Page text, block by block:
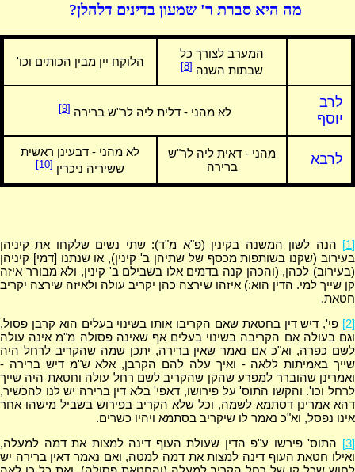
מה היא סברת ר' שמעון בדינים דלהלן?
המערב לצורך כל
שבתות השנה [8] הלוקח יין מבין הכותים וכו'
לרב
יוסף
לא מהני - דלית ליה לר"ש ברירה [9]
לרבא
מהני - דאית ליה לר"ש
ברירה
לא מהני - דבעינן ראשית
ששיריה ניכרין [10]
[1]
הנה לשון המשנה בקינין (פ"א מ"ד): שתי נשים שלקחו את קיניהן
בעירוב (שקנו בשותפות מכסף של שתיהן ב' קינין), או שנתנו [דמי] קיניהן
(בעירוב) לכהן, (והכהן קנה בדמים אלו בשבילם ב' קינין, ולא מבורר איזה
קן שייך למי. הדין הוא:) איזהו שירצה כהן יקריב עולה ולאיזה שירצה יקריב
חטאת.
[2]
פי', דיש דין בחטאת שאם הקריבו אותו בשינוי בעלים הוא קרבן פסול,
וגם בעולה אם הקריבה בשינוי בעלים אף שאינה פסולה מ"מ אינה עולה
לשם כפרה, וא"כ אם נאמר שאין ברירה, יתכן שמה שהקריב לרחל היה
שייך באמיתות ללאה - ואיך עלה להם הקרבן, אלא ש"מ דיש ברירה -
ואמרינן שהוברר למפרע שהקן שהקריב לשם רחל עולה וחטאת היה שייך
לרחל וכו'. והקשו התוס' על פירושו, דאפי' בלא דין ברירה יש לנו להכשיר,
דהא אמרינן דסתמא לשמה, וכל שלא הקריב בפירוש בשביל מישהו אחר
אינו נפסל, וא"כ נאמר לו שיקריב בסתמא ויהיו כשרים.
[3]
התוס' פירשו ע"פ הדין שעולת העוף דינה למצות את דמה למעלה,
ואילו חטאת העוף דינה למצות את דמה למטה, ואם נאמר דאין ברירה יש